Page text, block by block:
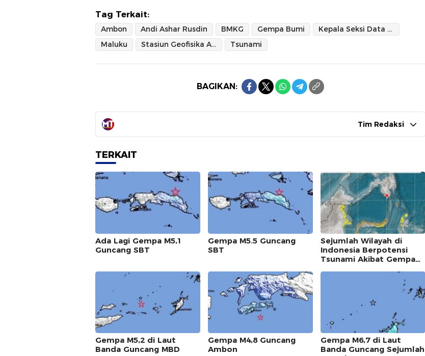
Tag Terkait:
Ambon Andi Ashar Rusdin BMKG Gempa Bumi
Kepala Seksi Data dan Informasi Stasiun Geofisika Ambon
Maluku
Stasiun Geofisika Ambon Tsunami
BAGIKAN:
Tim Redaksi
TERKAIT
Ada Lagi Gempa M5,1
Guncang SBT
Gempa M5.5 Guncang
SBT
Sejumlah Wilayah di
Indonesia Berpotensi
Tsunami Akibat Gempa
Gempa M5,2 di Laut
Banda Guncang MBD
Gempa M4,8 Guncang
Ambon
Gempa M6,7 di Laut
Banda Guncang Sejumlah